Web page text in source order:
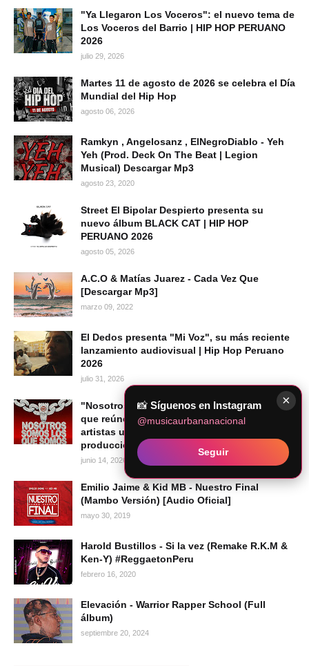
"Ya Llegaron Los Voceros": el nuevo tema de
Los Voceros del Barrio | HIP HOP PERUANO
2026
julio 29, 2026
Martes 11 de agosto de 2026 se celebra el Día
Mundial del Hip Hop
agosto 06, 2026
Ramkyn , Angelosanz , ElNegroDiablo - Yeh
Yeh (Prod. Deck On The Beat | Legion
Musical) Descargar Mp3
agosto 23, 2020
Street El Bipolar Despierto presenta su
nuevo álbum BLACK CAT | HIP HOP
PERUANO 2026
agosto 05, 2026
A.C.O & Matías Juarez - Cada Vez Que
[Descargar Mp3]
marzo 09, 2022
El Dedos presenta "Mi Voz", su más reciente
lanzamiento audiovisual | Hip Hop Peruano
2026
julio 31, 2026
"Nosotros Somos los Que Somos": el álbum
que reúne a una nueva generación de
artistas urbanos peruanos bajo la
producción de Caipo Records
junio 14, 2026
Emilio Jaime & Kid MB - Nuestro Final
(Mambo Versión) [Audio Oficial]
mayo 30, 2019
Harold Bustillos - Si la vez (Remake R.K.M &
Ken-Y) #ReggaetonPeru
febrero 16, 2020
Elevación - Warrior Rapper School (Full
álbum)
septiembre 20, 2024
×
📸 Síguenos en Instagram
@musicaurbananacional
Seguir